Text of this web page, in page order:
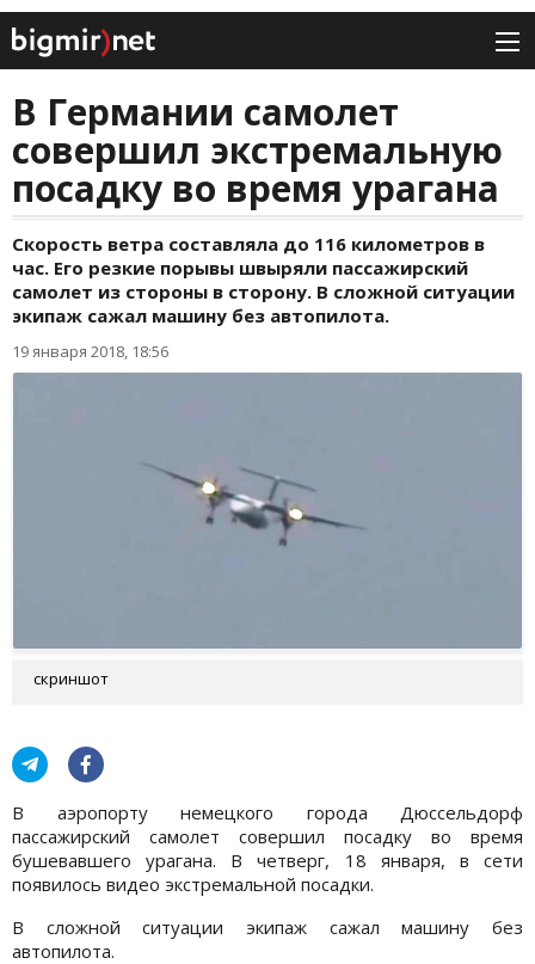
В Германии самолет
совершил экстремальную
посадку во время урагана
Скорость ветра составляла до 116 километров в
час. Его резкие порывы швыряли пассажирский
самолет из стороны в сторону. В сложной ситуации
экипаж сажал машину без автопилота.
19 января 2018, 18:56
скриншот
В аэропорту немецкого города Дюссельдорф
пассажирский самолет совершил посадку во время
бушевавшего урагана. В четверг, 18 января, в сети
появилось видео экстремальной посадки.
В сложной ситуации экипаж сажал машину без
автопилота.